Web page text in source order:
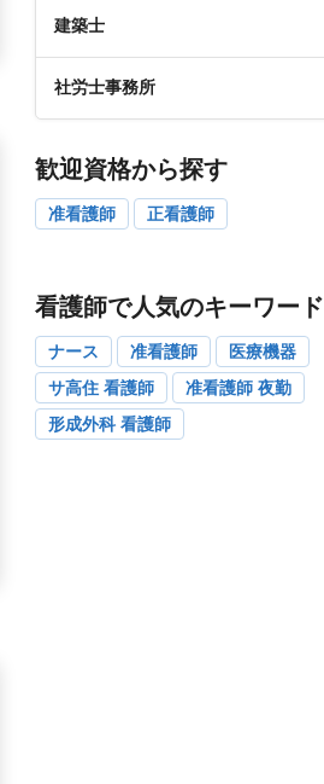
建築士
社労士事務所
歓迎資格から探す
准看護師 正看護師
看護師で人気のキーワード
ナース 准看護師
医療機器
サ高住 看護師
准看護師 夜勤
形成外科 看護師